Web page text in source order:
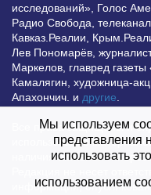
исследований», Голос
Радио Свобода,
Кавказ.Реалии,
Лев Пономарёв,
Маркелов, главред
Камалягин, художница-
Апахончич. и другие
Все права защищены и
использование
наличия активной
Редакция не несет
информации,
Мы используем
представления
использовать
использованием